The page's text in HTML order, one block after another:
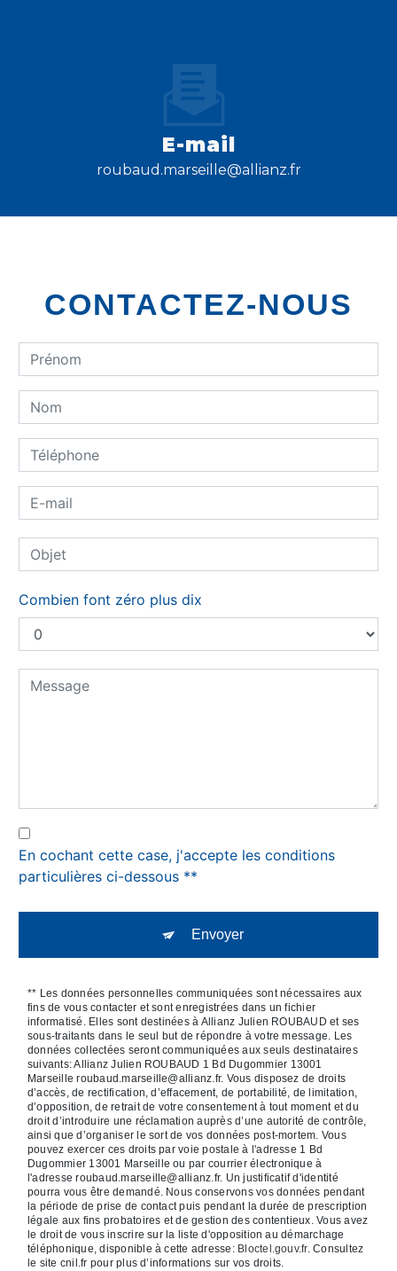
E-mail
roubaud.marseille@allianz.fr
CONTACTEZ-NOUS
Combien font zéro plus dix
En cochant cette case, j'accepte les conditions
particulières ci-dessous **
Envoyer
** Les données personnelles communiquées sont nécessaires aux
fins de vous contacter et sont enregistrées dans un fichier
informatisé. Elles sont destinées à Allianz Julien ROUBAUD et ses
sous-traitants dans le seul but de répondre à votre message. Les
données collectées seront communiquées aux seuls destinataires
suivants: Allianz Julien ROUBAUD 1 Bd Dugommier 13001
Marseille roubaud.marseille@allianz.fr. Vous disposez de droits
d’accès, de rectification, d’effacement, de portabilité, de limitation,
d’opposition, de retrait de votre consentement à tout moment et du
droit d’introduire une réclamation auprès d’une autorité de contrôle,
ainsi que d’organiser le sort de vos données post-mortem. Vous
pouvez exercer ces droits par voie postale à l'adresse 1 Bd
Dugommier 13001 Marseille ou par courrier électronique à
l'adresse roubaud.marseille@allianz.fr. Un justificatif d'identité
pourra vous être demandé. Nous conservons vos données pendant
la période de prise de contact puis pendant la durée de prescription
légale aux fins probatoires et de gestion des contentieux. Vous avez
le droit de vous inscrire sur la liste d'opposition au démarchage
téléphonique, disponible à cette adresse: Bloctel.gouv.fr. Consultez
le site cnil.fr pour plus d’informations sur vos droits.